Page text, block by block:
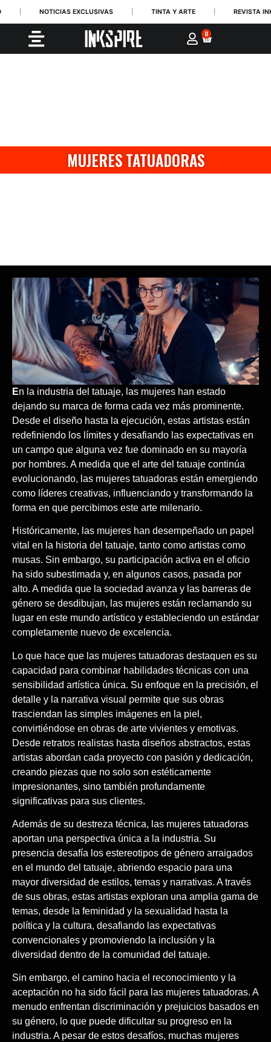
NOTICIAS EXCLUSIVAS TINTA Y ARTE REVISTA
0
MUJERES TATUADORAS
En la industria del tatuaje, las mujeres han estado
dejando su marca de forma cada vez más prominente.
Desde el diseño hasta la ejecución, estas artistas están
redefiniendo los límites y desafiando las expectativas en
un campo que alguna vez fue dominado en su mayoría
por hombres. A medida que el arte del tatuaje continúa
evolucionando, las mujeres tatuadoras están emergiendo
como líderes creativas, influenciando y transformando la
forma en que percibimos este arte milenario.
Históricamente, las mujeres han desempeñado un papel
vital en la historia del tatuaje, tanto como artistas como
musas. Sin embargo, su participación activa en el oficio
ha sido subestimada y, en algunos casos, pasada por
alto. A medida que la sociedad avanza y las barreras de
género se desdibujan, las mujeres están reclamando su
lugar en este mundo artístico y estableciendo un estándar
completamente nuevo de excelencia.
Lo que hace que las mujeres tatuadoras destaquen es su
capacidad para combinar habilidades técnicas con una
sensibilidad artística única. Su enfoque en la precisión, el
detalle y la narrativa visual permite que sus obras
trasciendan las simples imágenes en la piel,
convirtiéndose en obras de arte vivientes y emotivas.
Desde retratos realistas hasta diseños abstractos, estas
artistas abordan cada proyecto con pasión y dedicación,
creando piezas que no solo son estéticamente
impresionantes, sino también profundamente
significativas para sus clientes.
Además de su destreza técnica, las mujeres tatuadoras
aportan una perspectiva única a la industria. Su
presencia desafía los estereotipos de género arraigados
en el mundo del tatuaje, abriendo espacio para una
mayor diversidad de estilos, temas y narrativas. A través
de sus obras, estas artistas exploran una amplia gama de
temas, desde la feminidad y la sexualidad hasta la
política y la cultura, desafiando las expectativas
convencionales y promoviendo la inclusión y la
diversidad dentro de la comunidad del tatuaje.
Sin embargo, el camino hacia el reconocimiento y la
aceptación no ha sido fácil para las mujeres tatuadoras. A
menudo enfrentan discriminación y prejuicios basados en
su género, lo que puede dificultar su progreso en la
industria. A pesar de estos desafíos, muchas mujeres